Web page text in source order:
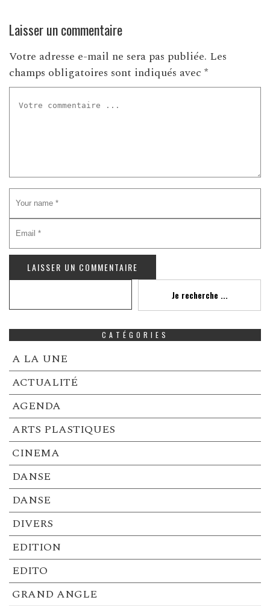
Laisser un commentaire
Votre adresse e-mail ne sera pas publiée. Les
champs obligatoires sont indiqués avec *
Je recherche ...
CATÉGORIES
A LA UNE
ACTUALITÉ
AGENDA
ARTS PLASTIQUES
CINEMA
DANSE
DANSE
DIVERS
EDITION
EDITO
GRAND ANGLE